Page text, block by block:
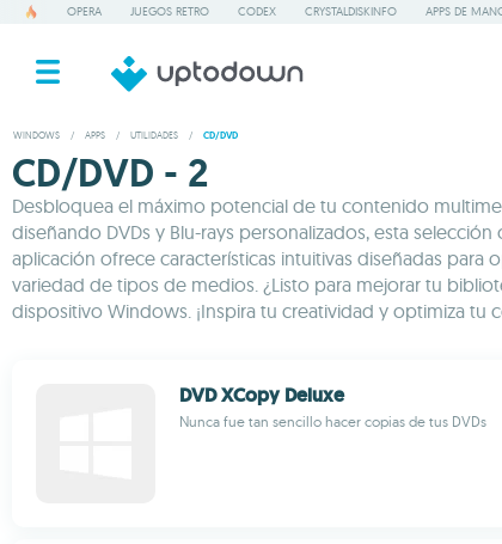
OPERA JUEGOS RETRO CODEX CRYSTALDISKINFO APPS DE
WINDOWS / APPS / UTILIDADES / CD/DVD
CD/DVD - 2
Desbloquea el máximo potencial de tu contenido
diseñando DVDs y Blu-rays personalizados, esta
aplicación ofrece características intuitivas diseñadas
variedad de tipos de medios. ¿Listo para mejorar tu
dispositivo Windows. ¡Inspira tu creatividad y optimiza tu
DVD XCopy Deluxe
Nunca fue tan sencillo hacer copias de tus DVDs